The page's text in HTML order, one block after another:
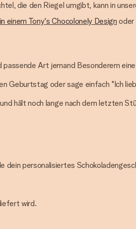
die den Riegel umgibt, kann in
einem Tony's Chocolonely Design oder
passende Art jemand Besonderem
Geburtstag oder sage einfach "Ich
hält noch lange nach dem letzten
dein personalisiertes
wird.